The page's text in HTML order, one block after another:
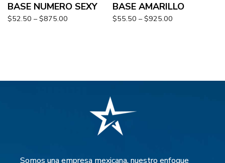
BASE NUMERO SEXY
$52.50 – $875.00
BASE AMARILLO
$55.50 – $925.00
Somos una empresa mexicana, nuestro enfoque